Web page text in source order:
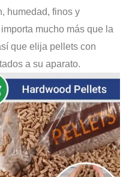
humedad, finos y
mucho más que la
que elija pellets con
a su aparato.